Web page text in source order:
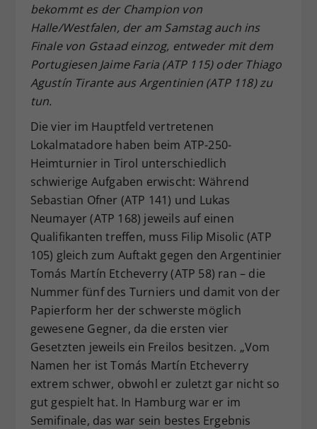
bekommt es der Champion von
Halle/Westfalen, der am Samstag auch ins
Finale von Gstaad einzog, entweder mit dem
Portugiesen Jaime Faria (ATP 115) oder Thiago
Agustín Tirante aus Argentinien (ATP 118) zu
tun.
Die vier im Hauptfeld vertretenen
Lokalmatadore haben beim ATP-250-
Heimturnier in Tirol unterschiedlich
schwierige Aufgaben erwischt: Während
Sebastian Ofner (ATP 141) und Lukas
Neumayer (ATP 168) jeweils auf einen
Qualifikanten treffen, muss Filip Misolic (ATP
105) gleich zum Auftakt gegen den Argentinier
Tomás Martín Etcheverry (ATP 58) ran – die
Nummer fünf des Turniers und damit von der
Papierform her der schwerste möglich
gewesene Gegner, da die ersten vier
Gesetzten jeweils ein Freilos besitzen. „Vom
Namen her ist Tomás Martín Etcheverry
extrem schwer, obwohl er zuletzt gar nicht so
gut gespielt hat. In Hamburg war er im
Semifinale, das war sein bestes Ergebnis
Zweck
Dieser Wert speichert Ihre Consent-
Einstellungen. Unter anderem eine
zufällig generierte ID, für die
historische Speicherung Ihrer
vorgenommen Einstellungen, falls der